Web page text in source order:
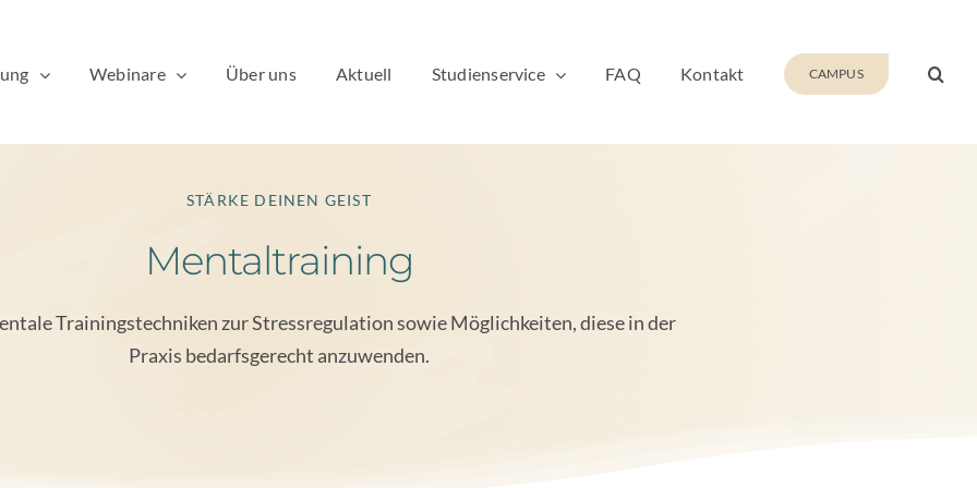
Webinare Über uns Aktuell Studienservice FAQ Kontakt CAMPUS
STÄRKE DEINEN GEIST
Mentaltraining
Trainingstechniken zur Stressregulation sowie Möglichkeiten, diese in der
Praxis bedarfsgerecht anzuwenden.